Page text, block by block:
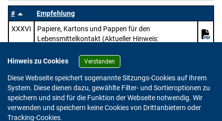
#
Empfehlung
XXXVI
Papiere, Kartons und Pappen für den
Lebensmittelkontakt (Aktueller Hinweis:
konsultation-pruefung-des-entwurfs-zur-
ueberarbeitung-der-bfr-empfehlungen-zu-papier-
karton-und-pappe-im-lebensmittelkontakt/)
Hinweis zu Cookies Verstanden
Diese Webseite speichert sogenannte Sitzungs-Cookies auf Ihrem
System. Diese dienen dazu, gewählte Filter- und Sortieroptionen zu
speichern und sind für die Funktion der Webseite notwendig. Wir
verwenden und speichern keine Cookies von Drittanbietern oder
Tracking-Cookies.